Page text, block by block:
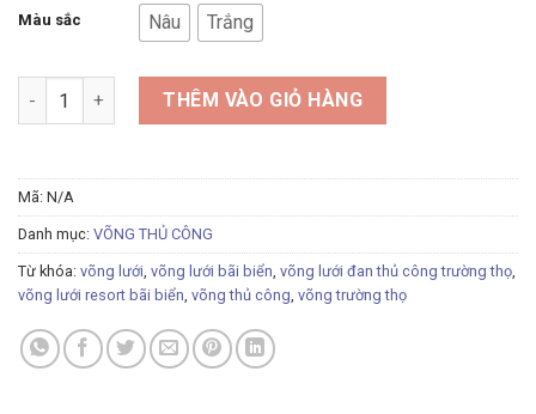
Màu sắc Nâu Trắng
Võng lưới thủ công Resort số lượng
THÊM VÀO GIỎ HÀNG
Mã: N/A
Danh mục: VÕNG THỦ CÔNG
Từ khóa: võng lưới võng lưới bãi biển võng lưới đan thủ công trường thọ
võng lưới resort bãi biển võng thủ công võng trường thọ